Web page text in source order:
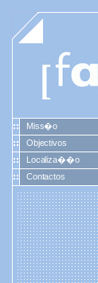
Miss�o
Objectivos
Localiza��o
Contactos